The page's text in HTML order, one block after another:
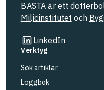
BASTA är ett
Miljöinstitutet och
LinkedIn
Länk till annan
Verktyg
Sök artiklar
Loggbok